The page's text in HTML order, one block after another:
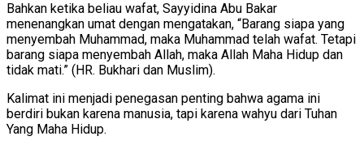
Bahkan ketika beliau wafat, Sayyidina Abu Bakar
menenangkan umat dengan mengatakan, “Barang siapa yang
menyembah Muhammad, maka Muhammad telah wafat. Tetapi
barang siapa menyembah Allah, maka Allah Maha Hidup dan
tidak mati.” (HR. Bukhari dan Muslim).
Kalimat ini menjadi penegasan penting bahwa agama ini
berdiri bukan karena manusia, tapi karena wahyu dari Tuhan
Yang Maha Hidup.